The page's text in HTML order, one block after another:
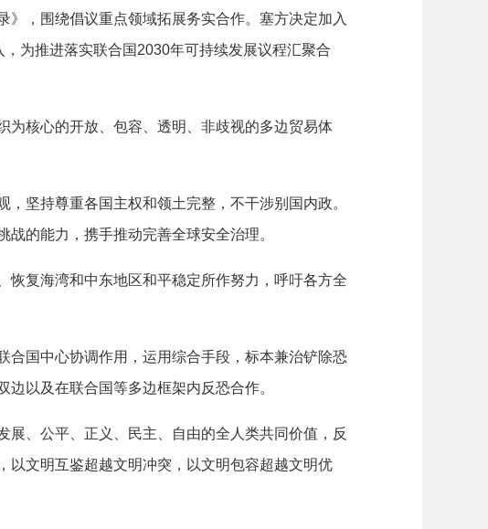
，围绕倡议重点领域拓展务实合作。塞方决定加入
为推进落实联合国2030年可持续发展议程汇聚合
核心的开放、包容、透明、非歧视的多边贸易体
坚持尊重各国主权和领土完整，不干涉别国内政。
的能力，携手推动完善全球安全治理。
复海湾和中东地区和平稳定所作努力，呼吁各方全
国中心协调作用，运用综合手段，标本兼治铲除恐
以及在联合国等多边框架内反恐合作。
、公平、正义、民主、自由的全人类共同价值，反
以文明互鉴超越文明冲突，以文明包容超越文明优